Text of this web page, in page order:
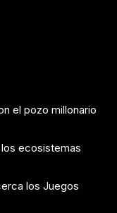
el pozo millonario
ecosistemas
los Juegos